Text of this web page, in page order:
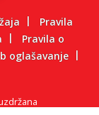
Pravila
Pravila o
oglašavanje